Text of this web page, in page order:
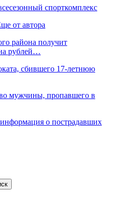
спорткомплекс
от автора
района получит
рублей…
сбившего 17-летнюю
мужчины, пропавшего в
о пострадавших